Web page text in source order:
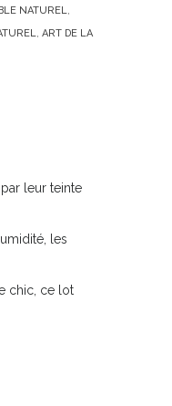
NATUREL
ART DE LA
leur teinte
les
chic, ce lot